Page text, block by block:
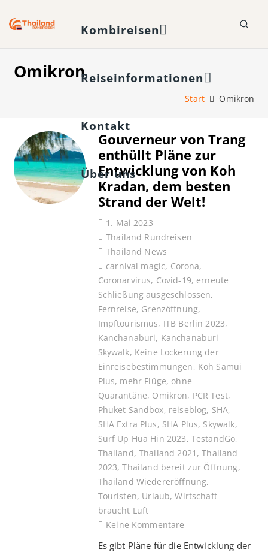
Kombireisen
Reiseinformationen
Kontakt
Über uns
Omikron
Start Omikron
Gouverneur von Trang
enthüllt Pläne zur
Entwicklung von Koh
Kradan, dem besten
Strand der Welt!
1. Mai 2023
Thailand Rundreisen
Thailand News
carnival magic, Corona,
Coronarvirus, Covid-19, erneute
Schließung ausgeschlossen,
Fernreise, Grenzöffnung,
Impftourismus, ITB Berlin 2023,
Kanchanaburi, Kanchanaburi
Skywalk, Keine Lockerung der
Einreisebestimmungen, Koh Samui
Plus, mehr Flüge, ohne
Quarantäne, Omikron, PCR Test,
Phuket Sandbox, reiseblog, SHA,
SHA Extra Plus, SHA Plus, Skywalk,
Surf Up Hua Hin 2023, TestandGo,
Thailand,Thailand 2021 ,Thailand
2023,Thailand bereit zur Öffnung,
Thailand Wiedereröffnung,
Touristen, Urlaub,Wirtschaft
braucht Luft
Keine Kommentare
Es gibt Pläne für die Entwicklung der